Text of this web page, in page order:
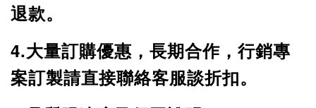
退款。
4.大量訂購優惠 ，長期合作 ，行銷專
案訂製請直接聯絡客服談折扣。